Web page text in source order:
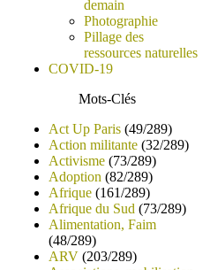
demain
Photographie
Pillage des
ressources naturelles
COVID-19
Mots-Clés
Act Up Paris (49/289)
Action militante (32/289)
Activisme (73/289)
Adoption (82/289)
Afrique (161/289)
Afrique du Sud (73/289)
Alimentation, Faim
(48/289)
ARV (203/289)